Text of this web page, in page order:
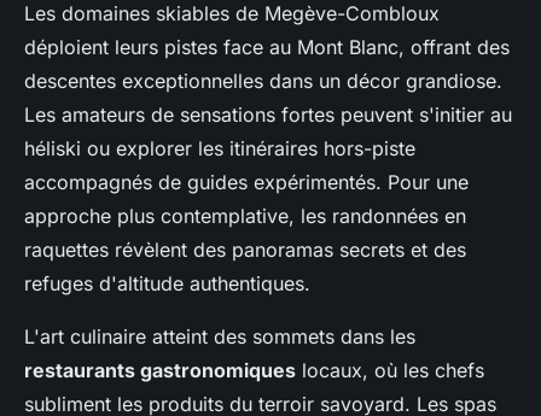
Les domaines skiables de Megève-Combloux
déploient leurs pistes face au Mont Blanc, offrant des
descentes exceptionnelles dans un décor grandiose.
Les amateurs de sensations fortes peuvent s'initier au
héliski ou explorer les itinéraires hors-piste
accompagnés de guides expérimentés. Pour une
approche plus contemplative, les randonnées en
raquettes révèlent des panoramas secrets et des
refuges d'altitude authentiques.
L'art culinaire atteint des sommets dans les
restaurants gastronomiques locaux, où les chefs
subliment les produits du terroir savoyard. Les spas